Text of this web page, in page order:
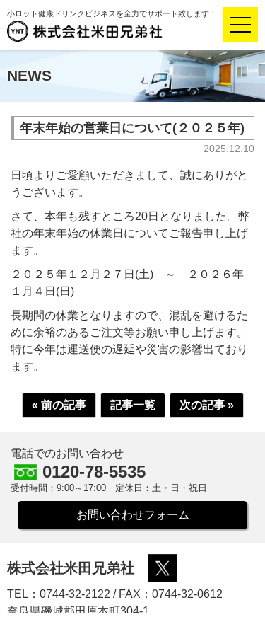
小ロット健康ドリンクビジネスを全力でサポート致します！
NEWS
年末年始の営業日について(２０２５年)
2025.12.10
日頃よりご愛顧いただきまして、誠にありがと
うございます。
さて、本年も残すところ20日となりました。弊
社の年末年始の休業日についてご報告申し上げ
ます。
２０２５年１２月２７日(土) ～ ２０２６年
１月４日(日)
長期間の休業となりますので、混乱を避けるた
めに余裕のあるご注文等お願い申し上げます。
特に今年は運送便の遅延や災害の影響出ており
ます。
« 前の記事 記事一覧 次の記事 »
電話でのお問い合わせ
0120-78-5535
受付時間：9:00～17:00 定休日：土・日・祝日
お問い合わせフォーム
株式会社米田兄弟社
TEL：0744-32-2122 / FAX：0744-32-0612
奈良県磯城郡田原本町304-1